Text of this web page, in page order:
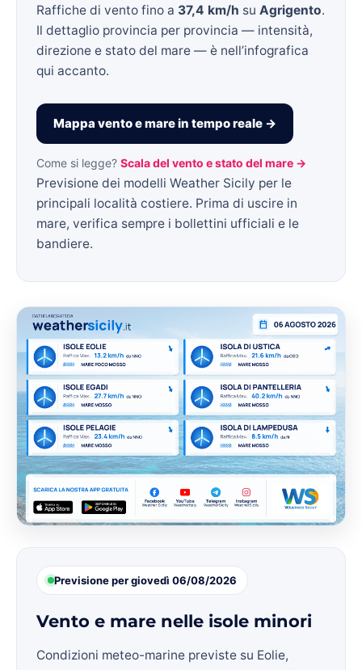
Raffiche di vento fino a 37,4 km/h su Agrigento.
Il dettaglio provincia per provincia — intensità,
direzione e stato del mare — è nell’infografica
qui accanto.
Mappa vento e mare in tempo reale →
Come si legge? Scala del vento e stato del mare →
Previsione dei modelli Weather Sicily per le
principali località costiere. Prima di uscire in
mare, verifica sempre i bollettini ufficiali e le
bandiere.
Previsione per giovedì 06/08/2026
Vento e mare nelle isole minori
Condizioni meteo-marine previste su Eolie,